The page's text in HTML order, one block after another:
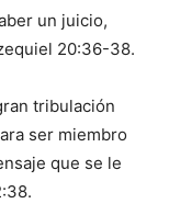
un juicio,
20:36-38.
tribulación
ser miembro
que se le